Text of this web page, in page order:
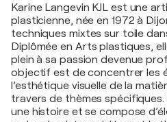
Karine Langevin KJL est une
plasticienne, née en 1972 à
techniques mixtes sur toile
Diplômée en Arts plastiques,
plein à sa passion devenue
objectif est de concentrer les
l’esthétique visuelle de la
travers de thèmes
une histoire et se compose